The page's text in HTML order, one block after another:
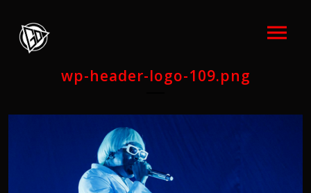
wp-header-logo-109.png